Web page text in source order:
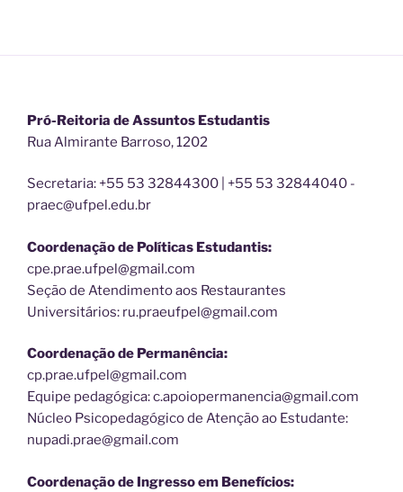
Pró-Reitoria de Assuntos Estudantis
Rua Almirante Barroso, 1202
Secretaria: +55 53 32844300 | +55 53 32844040 -
praec@ufpel.edu.br
Coordenação de Políticas Estudantis:
cpe.prae.ufpel@gmail.com
Seção de Atendimento aos Restaurantes
Universitários: ru.praeufpel@gmail.com
Coordenação de Permanência:
cp.prae.ufpel@gmail.com
Equipe pedagógica: c.apoiopermanencia@gmail.com
Núcleo Psicopedagógico de Atenção ao Estudante:
nupadi.prae@gmail.com
Coordenação de Ingresso em Benefícios: